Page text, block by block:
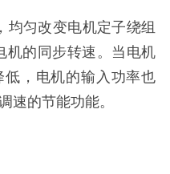
匀改变电机定子绕组
机的同步转速。当电机
，电机的输入功率也
速的节能功能。